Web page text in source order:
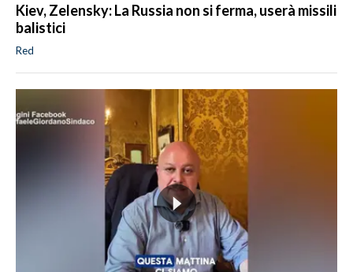
Kiev, Zelensky: La Russia non si ferma, userà missili
balistici
Red